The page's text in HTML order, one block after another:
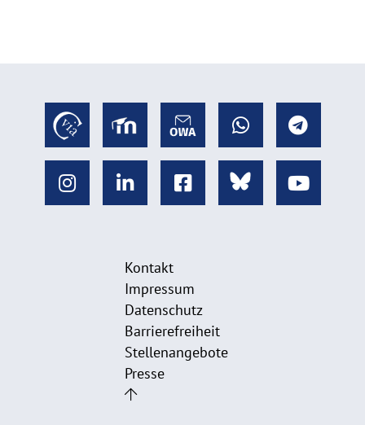
Kontakt
Impressum
Datenschutz
Barrierefreiheit
Stellenangebote
Presse